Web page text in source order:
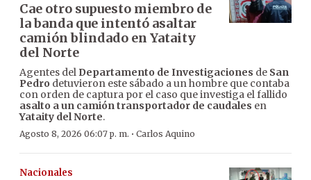
Cae otro supuesto miembro de
la banda que intentó asaltar
camión blindado en Yataity
del Norte
Agentes del Departamento de Investigaciones de San
Pedro detuvieron este sábado a un hombre que contaba
con orden de captura por el caso que investiga el fallido
asalto a un camión transportador de caudales en
Yataity del Norte.
Agosto 8, 2026 06:07 p. m. · Carlos Aquino
Nacionales